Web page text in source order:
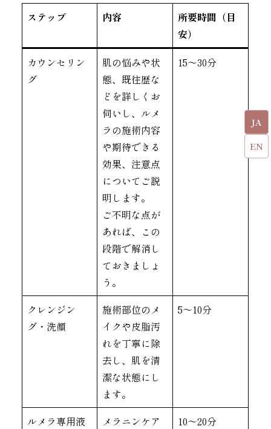
JA
EN
ステップ 内容
所要時間（目
安）
カウンセリン
グ
肌の悩みや状
態、既往歴な
どを詳しくお
伺いし、ルメ
ラの施術内容
や期待できる
効果、注意点
についてご説
明します。
ご不明な点が
あれば、この
段階で解消し
ておきましょ
う。
15〜30分
クレンジン
グ・洗顔
施術部位のメ
イクや皮脂汚
れを丁寧に除
去し、肌を清
潔な状態にし
ます。
5〜10分
ルメラ専用液
メラニンケア
10〜20分